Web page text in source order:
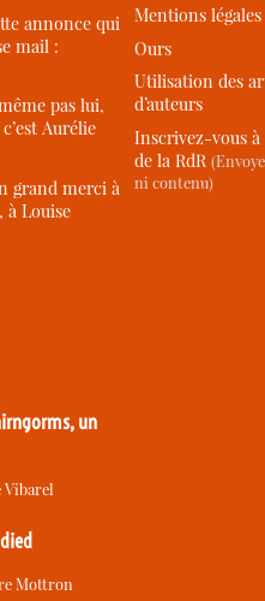
annonce qui
mail :
pas lui,
Aurélie
grand merci à
à Louise
un
Vibarel
Mottron
Mentions légales
Ours
Utilisation des
d’auteurs
Inscrivez-vous
de la RdR
ni contenu)